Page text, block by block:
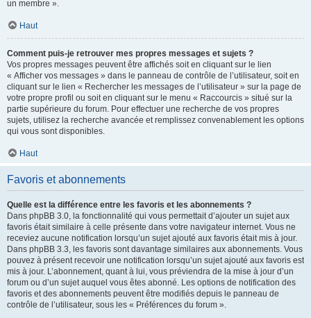
un membre ».
Haut
Comment puis-je retrouver mes propres messages et sujets ?
Vos propres messages peuvent être affichés soit en cliquant sur le lien
« Afficher vos messages » dans le panneau de contrôle de l’utilisateur, soit en
cliquant sur le lien « Rechercher les messages de l’utilisateur » sur la page de
votre propre profil ou soit en cliquant sur le menu « Raccourcis » situé sur la
partie supérieure du forum. Pour effectuer une recherche de vos propres
sujets, utilisez la recherche avancée et remplissez convenablement les options
qui vous sont disponibles.
Haut
Favoris et abonnements
Quelle est la différence entre les favoris et les abonnements ?
Dans phpBB 3.0, la fonctionnalité qui vous permettait d’ajouter un sujet aux
favoris était similaire à celle présente dans votre navigateur internet. Vous ne
receviez aucune notification lorsqu’un sujet ajouté aux favoris était mis à jour.
Dans phpBB 3.3, les favoris sont davantage similaires aux abonnements. Vous
pouvez à présent recevoir une notification lorsqu’un sujet ajouté aux favoris est
mis à jour. L’abonnement, quant à lui, vous préviendra de la mise à jour d’un
forum ou d’un sujet auquel vous êtes abonné. Les options de notification des
favoris et des abonnements peuvent être modifiés depuis le panneau de
contrôle de l’utilisateur, sous les « Préférences du forum ».